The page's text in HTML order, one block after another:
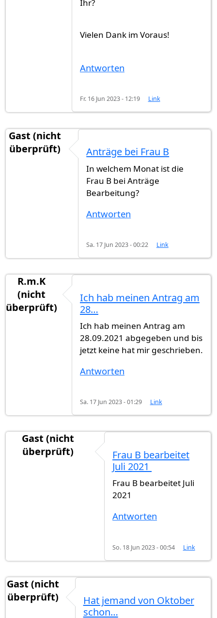
Ihr?
Vielen Dank im Voraus!
Antworten
Fr. 16 Jun 2023 - 12:19 Link
Gast (nicht
überprüft)
Anträge bei Frau B
In welchem Monat ist die
Frau B bei Anträge
Bearbeitung?
Antworten
Sa. 17 Jun 2023 - 00:22 Link
R.m.K
(nicht
überprüft)
Ich hab meinen Antrag am
28…
Ich hab meinen Antrag am
28.09.2021 abgegeben und bis
jetzt keine hat mir geschrieben.
Antworten
Sa. 17 Jun 2023 - 01:29 Link
Gast (nicht
überprüft)
Frau B bearbeitet
Juli 2021
Frau B bearbeitet Juli
2021
Antworten
So. 18 Jun 2023 - 00:54 Link
Gast (nicht
überprüft)
Hat jemand von Oktober
schon…